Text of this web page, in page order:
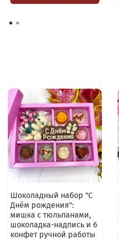
Шоколадный набор "С
Днём рождения":
мишка с тюльпанами,
шоколадка-надпись и 6
конфет ручной работы